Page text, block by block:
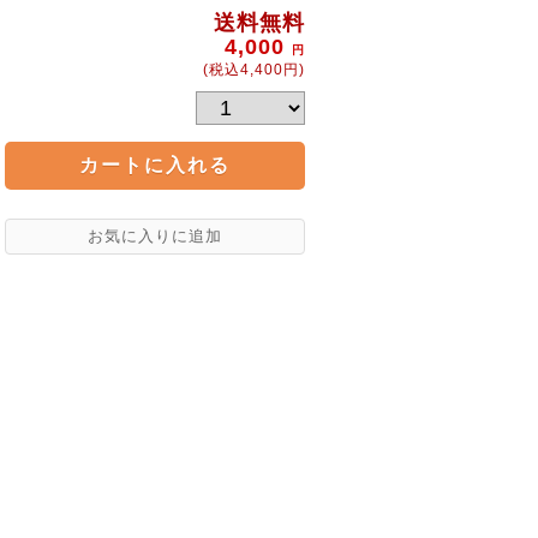
送料無料
4,000
円
(税込4,400円)